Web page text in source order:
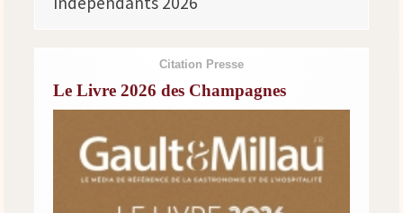
Citation Presse
Le Livre 2026 des Champagnes